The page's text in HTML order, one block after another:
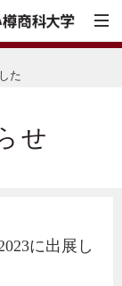
た
せ
に出展し